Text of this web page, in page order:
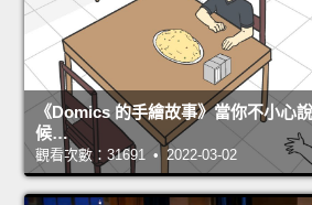
《Domics 的手繪故事》當你不小心
候…
觀看次數：31691 • 2022-03-02